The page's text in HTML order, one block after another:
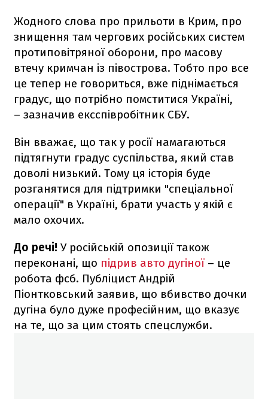
Жодного слова про прильоти в Крим, про
знищення там чергових російських систем
протиповітряної оборони, про масову
втечу кримчан із півострова. Тобто про все
це тепер не говориться, вже піднімається
градус, що потрібно помститися Україні,
– зазначив ексспівробітник СБУ.
Він вважає, що так у росії намагаються
підтягнути градус суспільства, який став
доволі низький. Тому ця історія буде
розганятися для підтримки "спеціальної
операції" в Україні, брати участь у якій є
мало охочих.
До речі! У російській опозиції також
переконані, що підрив авто дугіної – це
робота фсб. Публіцист Андрій
Піонтковський заявив, що вбивство дочки
дугіна було дуже професійним, що вказує
на те, що за цим стоять спецслужби.